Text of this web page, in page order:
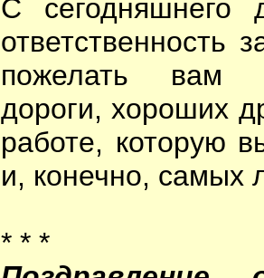
С сегодняшнего
ответственность
пожелать вам
дороги, хороших
работе, которую
и, конечно, самых
* * *